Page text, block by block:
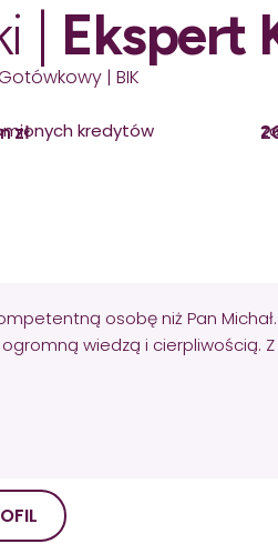
| Ekspert
| BIK
zł kredytów
osobę niż Pan Michał.
wiedzą i cierpliwością.